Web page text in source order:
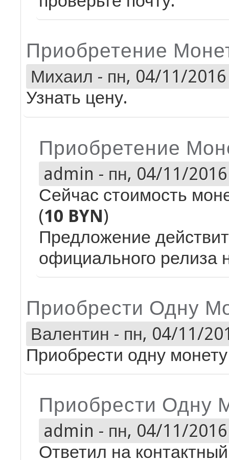
Приобретение
Михаил - пн, 04/11/
Узнать цену.
Приобретение
admin - пн, 04/11/
Сейчас стоимость
(10 BYN)
Предложение
официального релиза
Приобрести Одну
Валентин - пн, 04/11/
Приобрести одну
Приобрести Одну
admin - пн, 04/11/
Ответил на